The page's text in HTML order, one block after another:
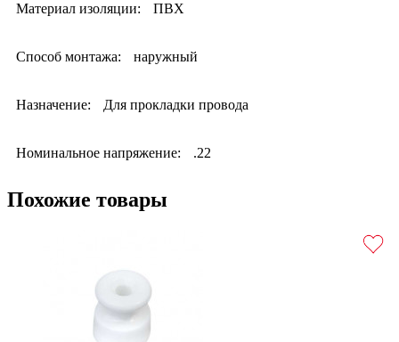
Материал изоляции: ПВХ
Способ монтажа: наружный
Назначение: Для прокладки провода
Номинальное напряжение: .22
Похожие товары